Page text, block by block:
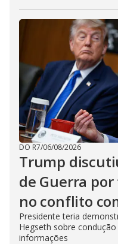
DO R7/06/08/2026
Trump
de Guerra
no conflito
Presidente teria
Hegseth sobre
informações